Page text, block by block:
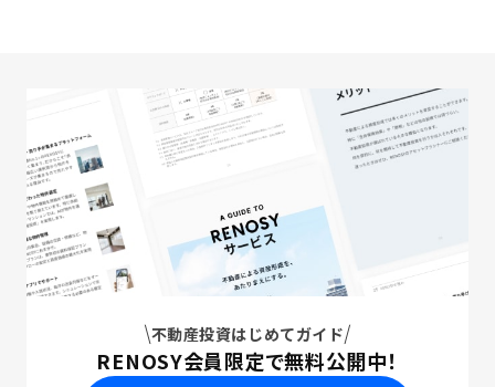
不動産投資はじめてガイド
RENOSY会員限定で無料公開中！